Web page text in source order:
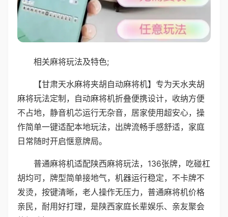
相关麻将玩法及特色;
【甘肃天水麻将夹胡自动麻将机】专为天水夹胡
麻将玩法定制，自动麻将机折叠便携设计，收纳方便
不占地，静音机芯运行无杂音，居家使用超安心，操
作简单一键适配本地玩法，出牌流畅手感舒适，家庭
日常随时开启惬意牌局。
普通麻将机适配陕西麻将玩法，136张牌，吃碰杠
胡均可，牌型简单接地气，机器运行稳定，不卡牌不
发烫，按键清晰，老人操作无压力，普通麻将机价格
亲民，耐用好打理，是陕西家庭长辈娱乐、亲友聚会